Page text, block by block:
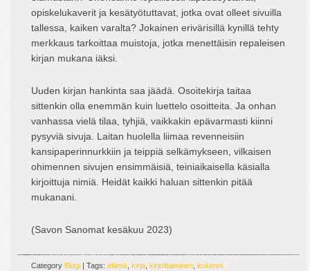
opiskelukaverit ja kesätyötuttavat, jotka ovat olleet sivuilla
tallessa, kaiken varalta? Jokainen erivärisillä kynillä tehty
merkkaus tarkoittaa muistoja, jotka menettäisin repaleisen
kirjan mukana iäksi.
Uuden kirjan hankinta saa jäädä. Osoitekirja taitaa
sittenkin olla enemmän kuin luettelo osoitteita. Ja onhan
vanhassa vielä tilaa, tyhjiä, vaikkakin epävarmasti kiinni
pysyviä sivuja. Laitan huolella liimaa revenneisiin
kansipaperinnurkkiin ja teippiä selkämykseen, vilkaisen
ohimennen sivujen ensimmäisiä, teiniaikaisella käsialla
kirjoittuja nimiä. Heidät kaikki haluan sittenkin pitää
mukanani.
(Savon Sanomat kesäkuu 2023)
Category Blogi | Tags: elämä kirja kirjoittaminen kolumni